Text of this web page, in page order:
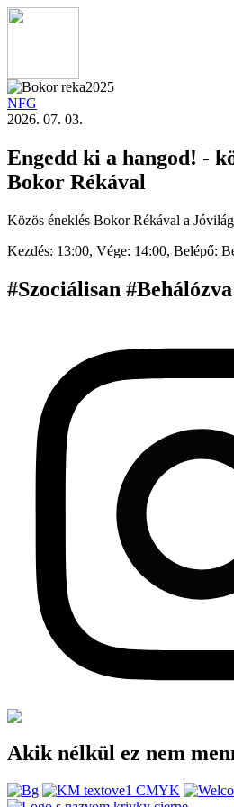
NFG
2026. 07. 03.
Engedd ki a hangod! -
Bokor Rékával
Közös éneklés Bokor Rékával a
Kezdés: 13:00, Vége: 14:00, Belépő:
#Szociálisan #Behálózva
Akik nélkül ez nem